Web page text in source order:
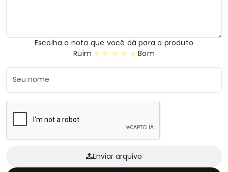
Escolha a nota que você dá para o produto
Ruim
★
★
★
★
★ Bom
Enviar arquivo